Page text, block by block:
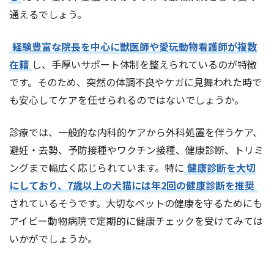
通えるでしょう。
経験豊富な院長を中心に獣医師や愛玩動物看護師が複数
在籍 し、手厚いサポート体制を整えられているのが特徴
です。そのため、突然の体調不良やケガに見舞われた時で
も安心してケアを任せられるのではないでしょうか。
診療では、一般的な内科的ケアから外科処置を伴うケア、
避妊・去勢、予防接種やワクチン接種、健康診断、トリミ
ングまで幅広く応じられています。特に 健康診断を大切
にしており、7歳以上の犬猫には年2回の健康診断を推奨
されているそうです。大切なペットの健康を守るためにも
アイビー動物病院で定期的に健康チェックを受けてみては
いかがでしょうか。